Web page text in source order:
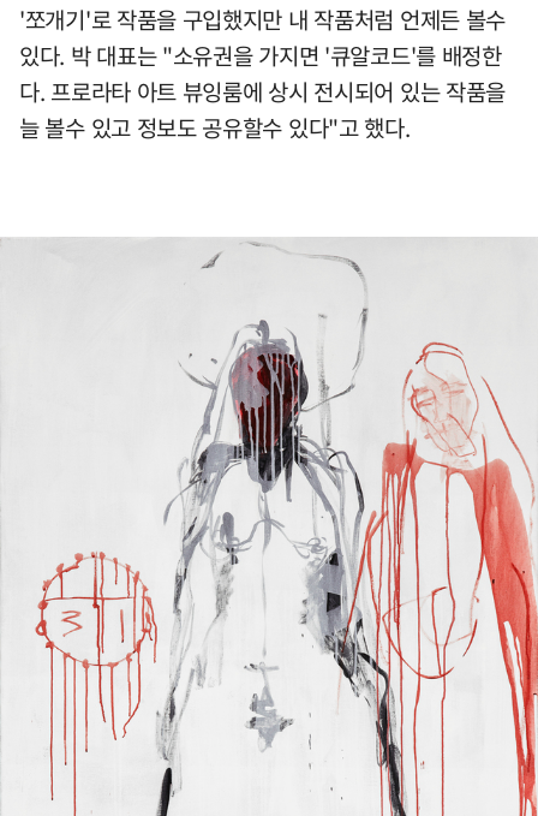
'쪼개기'로 작품을 구입했지만 내 작품처럼 언제든 볼수
있다. 박 대표는 "소유권을 가지면 '큐알코드'를 배정한
다. 프로라타 아트 뷰잉룸에 상시 전시되어 있는 작품을
늘 볼수 있고 정보도 공유할수 있다"고 했다.